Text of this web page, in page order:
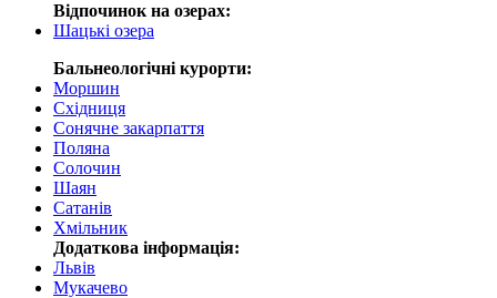
Відпочинок на озерах:
Шацькі озера
Бальнеологічні курорти:
Моршин
Східниця
Сонячне закарпаття
Поляна
Солочин
Шаян
Сатанів
Хмільник
Додаткова інформація:
Львів
Мукачево